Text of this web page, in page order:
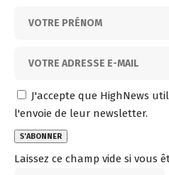
J'accepte que HighNews
l'envoie de leur newsletter.
Laissez ce champ vide si vous